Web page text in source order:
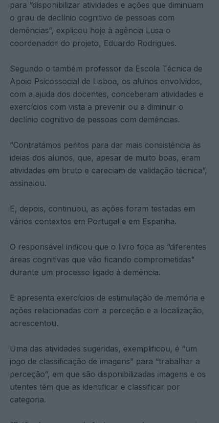
para “disponibilizar atividades e ações que diminuam
o grau de declínio cognitivo de pessoas com
demências”, explicou hoje à agência Lusa o
coordenador do projeto, Eduardo Rodrigues.
Segundo o também professor da Escola Técnica de
Apoio Psicossocial de Lisboa, os alunos envolvidos,
com a ajuda dos docentes, conceberam atividades e
exercícios com vista a prevenir ou a diminuir o
declínio cognitivo de pessoas com demências.
“Contratámos peritos para dar mais consistência às
ideias dos alunos, que, apesar de muito boas, eram
atividades em bruto e careciam de validação técnica”,
assinalou.
E, depois, continuou, as ações foram testadas em
vários contextos em Portugal e em Espanha.
O responsável indicou que o livro foca as “diferentes
áreas cognitivas que vão ficando comprometidas”
durante um processo ligado à demência.
E apresenta exercícios de estimulação de memória e
ações relacionadas com a perceção e a localização,
acrescentou.
Uma das atividades sugeridas, exemplificou, é “um
jogo de classificação de imagens” para “trabalhar a
perceção”, em que são disponibilizadas imagens e os
utentes têm que as identificar e classificar por
categoria.